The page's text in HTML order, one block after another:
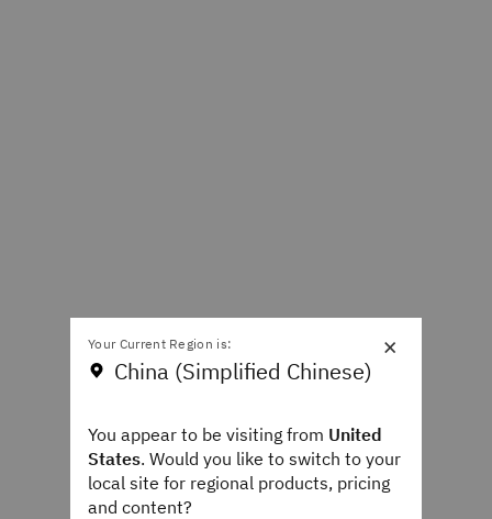
×
Your Current Region is:
China (Simplified Chinese)
You appear to be visiting from United
States. Would you like to switch to your
local site for regional products, pricing
and content?